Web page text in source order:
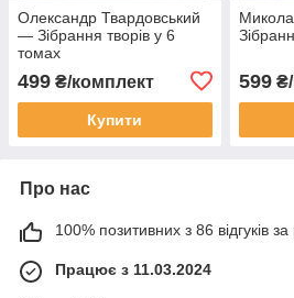
Олександр Твардовський
— Зібрання творів у 6
томах
499 ₴/комплект
Купити
599₴/
Про нас
100% позитивних з 86 відгуків за
Працює з 11.03.2024